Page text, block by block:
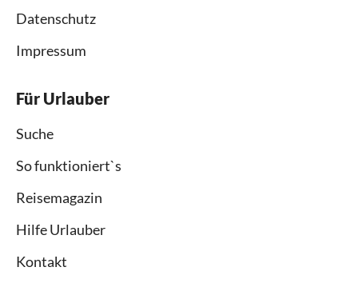
Datenschutz
Impressum
Für Urlauber
Suche
So funktioniert`s
Reisemagazin
Hilfe Urlauber
Kontakt